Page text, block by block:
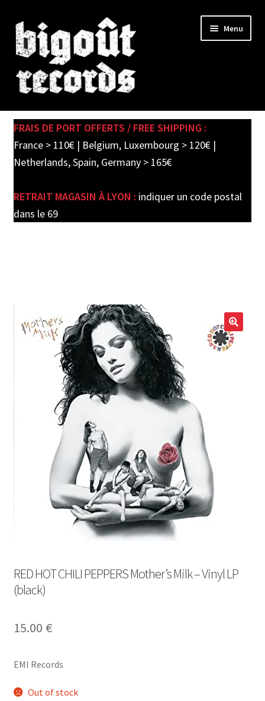
Skip
to
navigation
Skip
to
content
Menu
SHOP
child
PRE-ORDERS
FRAIS DE PORT OFFERTS / FREE SHIPPING :
France > 110€ | Belgium, Luxembourg > 120€ |
Netherlands, Spain, Germany > 165€
RETRAIT MAGASIN À LYON : indiquer un code postal
dans le 69
RED HOT CHILI PEPPERS Mother’s Milk – Vinyl LP
(black)
15.00 €
EMI Records
Out of stock